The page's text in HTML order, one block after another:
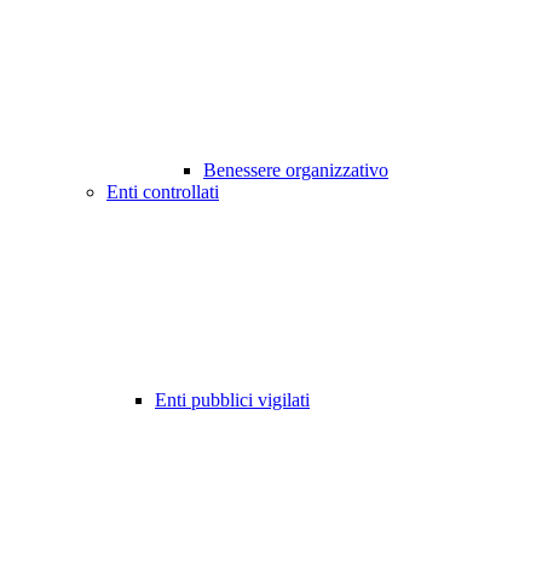
Benessere organizzativo
Enti controllati
Enti pubblici vigilati